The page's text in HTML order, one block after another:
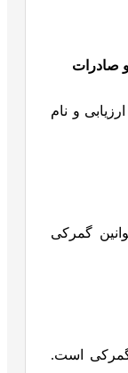
صادرات
و نام
گمرکی
گمرکی است.